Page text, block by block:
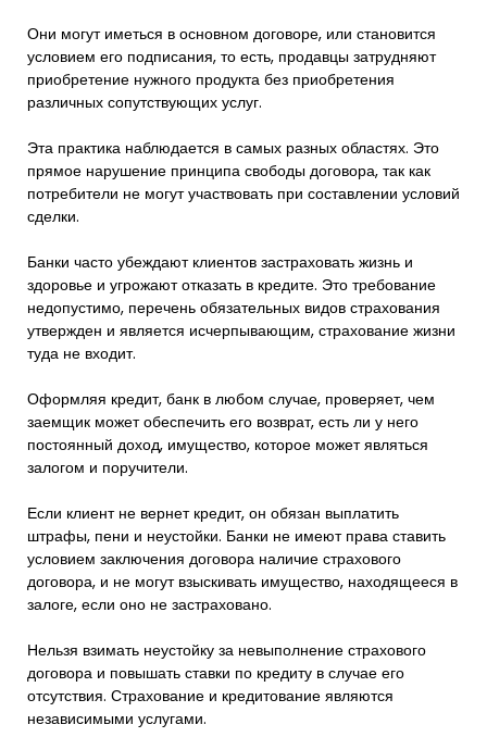
Они могут иметься в основном договоре, или становится
условием его подписания, то есть, продавцы затрудняют
приобретение нужного продукта без приобретения
различных сопутствующих услуг.
Эта практика наблюдается в самых разных областях. Это
прямое нарушение принципа свободы договора, так как
потребители не могут участвовать при составлении условий
сделки.
Банки часто убеждают клиентов застраховать жизнь и
здоровье и угрожают отказать в кредите. Это требование
недопустимо, перечень обязательных видов страхования
утвержден и является исчерпывающим, страхование жизни
туда не входит.
Оформляя кредит, банк в любом случае, проверяет, чем
заемщик может обеспечить его возврат, есть ли у него
постоянный доход, имущество, которое может являться
залогом и поручители.
Если клиент не вернет кредит, он обязан выплатить
штрафы, пени и неустойки. Банки не имеют права ставить
условием заключения договора наличие страхового
договора, и не могут взыскивать имущество, находящееся в
залоге, если оно не застраховано.
Нельзя взимать неустойку за невыполнение страхового
договора и повышать ставки по кредиту в случае его
отсутствия. Страхование и кредитование являются
независимыми услугами.